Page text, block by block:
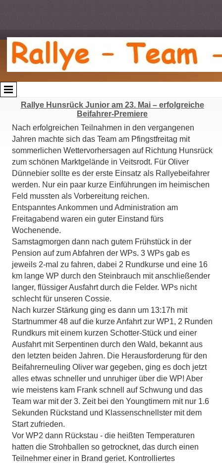
Rallye Hunsrück Junior am 23. Mai – erfolgreiche
Beifahrer-Premiere
Nach erfolgreichen Teilnahmen in den vergangenen
Jahren machte sich das Team am Pfingstfreitag mit
sommerlichen Wettervorhersagen auf Richtung Hunsrück
zum schönen Marktgelände in Veitsrodt. Für Oliver
Dünnebier sollte es der erste Einsatz als Rallyebeifahrer
werden. Nur ein paar kurze Einführungen im heimischen
Feld mussten als Vorbereitung reichen.
Entspanntes Ankommen und Administration am
Freitagabend waren ein guter Einstand fürs
Wochenende.
Samstagmorgen dann nach gutem Frühstück in der
Pension auf zum Abfahren der WPs. 3 WPs gab es
jeweils 2-mal zu fahren, dabei 2 Rundkurse und eine 16
km lange WP durch den Steinbrauch mit anschließender
langer, flüssiger Ausfahrt durch die Felder. WPs nicht
schlecht für unseren Cossie.
Nach kurzer Stärkung ging es dann um 13:17h mit
Startnummer 48 auf die kurze Anfahrt zur WP1, 2 Runden
Rundkurs mit einem kurzen Schotter-Stück und einer
Ausfahrt mit Serpentinen durch den Wald, bekannt aus
den letzten beiden Jahren. Die Herausforderung für den
Beifahrerneuling Oliver war gegeben, ging es doch jetzt
alles etwas schneller und unruhiger über die WP! Aber
wie meistens kam Frank schnell auf Schwung und das
Team war mit der 3. Zeit bei den Youngtimern mit nur 1.6
Sekunden Rückstand und Klassenschnellster mit dem
Start zufrieden.
Vor WP2 dann Rückstau - die heißten Temperaturen
hatten die Strohballen so getrocknet, das durch einen
Teilnehmer einer in Brand geriet. Kontrolliertes